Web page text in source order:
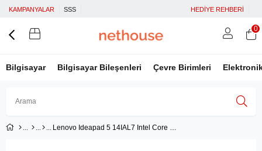
KAMPANYALAR SSS HEDİYE REHBERİ
Bilgisayar Bilgisayar Bileşenleri Çevre Birimleri
0
Lenovo Ideapad 5 14IAL7 Intel Core i5-1240P 8GB 512GB SSD 14'' FHD Freedos Taşınabilir Dizüstü Bilgisayar 82SD007FTX